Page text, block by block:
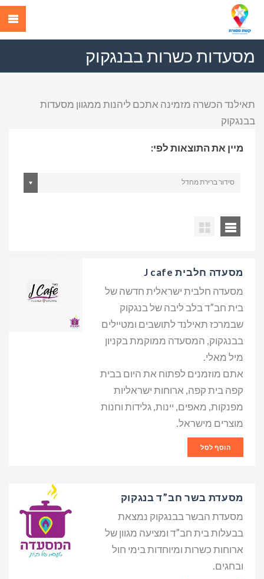
מסעדות כשרות בבנגקוק
תאילנד הכשרה מזמינה אתכם ליהנות ממגוון מסעדות
בבנגקוק
מיין את התוצאות לפי:
סידור ברירת מחדל
מסעדה חלבית J cafe
מסעדה חלבית ישראלית חדשה של
בית חב”ד בלב ליבה של בנגקוק
שבמרכז תאילנד לתושבים ומטיילים
בבנגקוק, המסעדה ממוקמת בקניון
מיל מאלי.
אתם מוזמנים לפתוח את היום בבית
קפה בית קפה, ארוחות ישראליות
מפנקות, מאפים, יינות, גלידות וחנות
מוצרים מישראל.
הוסף לסל
מסעדת בשר חב”ד בנגקוק
מסעדת הבשר בבנגקוק נמצאת
בבעלות בית חב”ד ומציעה מגוון של
ארוחות כשרות ומיוחדות בימי חול
ובחגים.